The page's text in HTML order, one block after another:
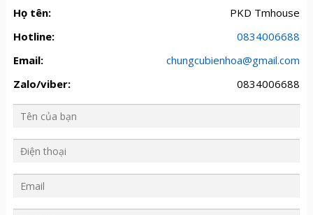
Họ tên:
PKD Tmhouse
Hotline:
0834006688
Email:
chungcubienhoa@gmail.com
Zalo/viber:
0834006688